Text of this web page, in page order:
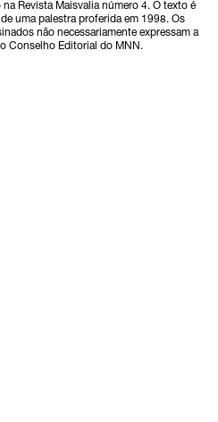
na Revista Maisvalia número 4. O texto é
uma palestra proferida em 1998. Os
não necessariamente expressam a
Conselho Editorial do MNN.